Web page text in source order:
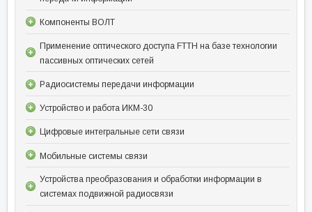
Компоненты ВОЛТ
Применение оптического доступа FTTH на базе технологии
пассивных оптических сетей
Радиосистемы передачи информации
Устройство и работа ИКМ-30
Цифровые интегральные сети связи
Мобильные системы связи
Устройства преобразования и обработки информации в
системах подвижной радиосвязи